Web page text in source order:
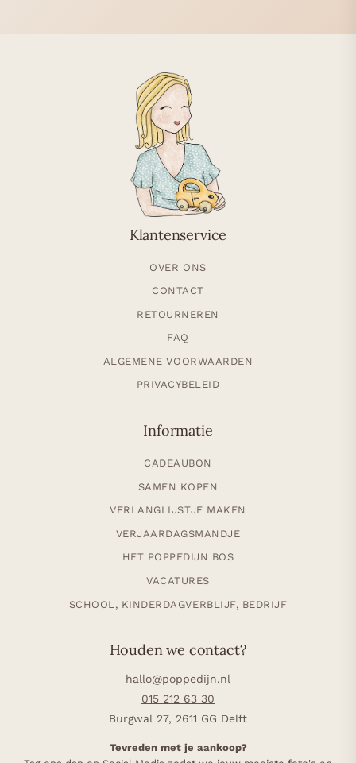
Klantenservice
OVER ONS
CONTACT
RETOURNEREN
FAQ
ALGEMENE VOORWAARDEN
PRIVACYBELEID
Informatie
CADEAUBON
SAMEN KOPEN
VERLANGLIJSTJE MAKEN
VERJAARDAGSMANDJE
HET POPPEDIJN BOS
VACATURES
SCHOOL, KINDERDAGVERBLIJF, BEDRIJF
Houden we contact?
hallo@poppedijn.nl
015 212 63 30
Burgwal 27, 2611 GG Delft
Tevreden met je aankoop?